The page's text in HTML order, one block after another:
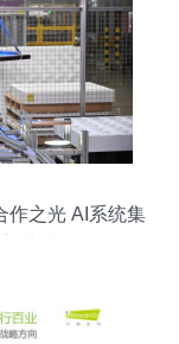
作之光 AI系统集